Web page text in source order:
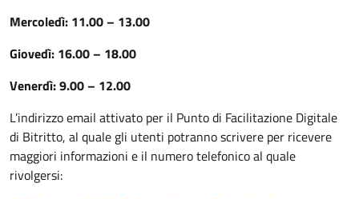
Mercoledì: 11.00 – 13.00
Giovedì: 16.00 – 18.00
Venerdì: 9.00 – 12.00
L’indirizzo email attivato per il Punto di Facilitazione Digitale
di Bitritto, al quale gli utenti potranno scrivere per ricevere
maggiori informazioni e il numero telefonico al quale
rivolgersi: